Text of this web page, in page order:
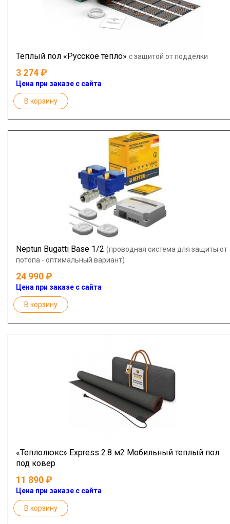
Теплый пол «Русское тепло» с защитой от подделки
3 274
Цена при заказе с сайта
В корзину
Neptun Bugatti Base 1/2 (проводная система для защиты от
потопа - оптимальный вариант)
24 990
Цена при заказе с сайта
В корзину
«Теплолюкс» Express 2.8 м2 Мобильный теплый пол
под ковер
11 890
Цена при заказе с сайта
В корзину